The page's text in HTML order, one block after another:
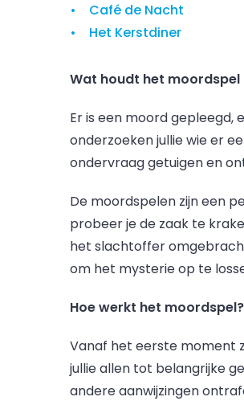
Café de Nacht
Het Kerstdiner
Wat houdt het moordspel
Er is een moord gepleegd,
onderzoeken jullie wie er
ondervraag getuigen en
De moordspelen zijn een
probeer je de zaak te
het slachtoffer
om het mysterie op te
Hoe werkt het moordspel?
Vanaf het eerste moment
jullie allen tot belangrijke
andere aanwijzingen